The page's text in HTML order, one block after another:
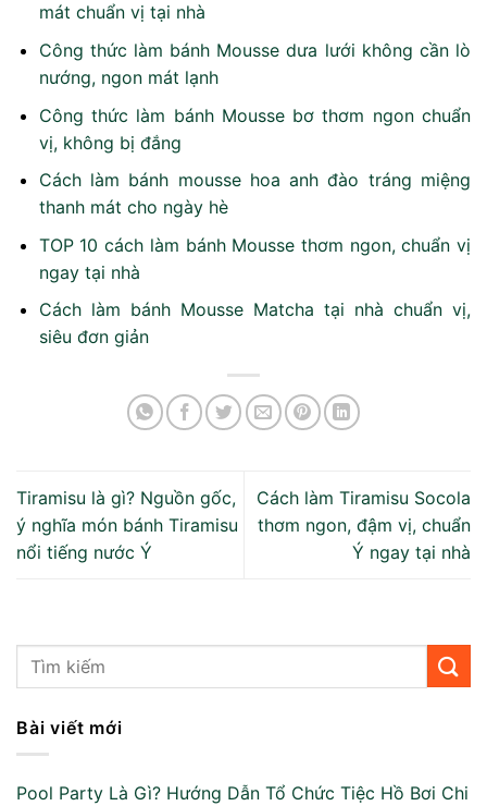
mát chuẩn vị tại nhà
Công thức làm bánh Mousse dưa lưới không cần lò
nướng, ngon mát lạnh
Công thức làm bánh Mousse bơ thơm ngon chuẩn
vị, không bị đắng
Cách làm bánh mousse hoa anh đào​ tráng miệng
thanh mát cho ngày hè
TOP 10 cách làm bánh Mousse thơm ngon, chuẩn vị
ngay tại nhà
Cách làm bánh Mousse Matcha tại nhà chuẩn vị,
siêu đơn giản
Tiramisu là gì? Nguồn gốc,
ý nghĩa món bánh Tiramisu
nổi tiếng nước Ý
Cách làm Tiramisu Socola
thơm ngon, đậm vị, chuẩn
Ý ngay tại nhà
Bài viết mới
Pool Party Là Gì? Hướng Dẫn Tổ Chức Tiệc Hồ Bơi Chi